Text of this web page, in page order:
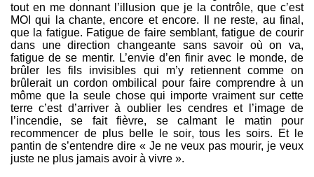
tout en me donnant l’illusion que je la contrôle, que c’est
MOI qui la chante, encore et encore. Il ne reste, au final,
que la fatigue. Fatigue de faire semblant, fatigue de courir
dans une direction changeante sans savoir où on va,
fatigue de se mentir. L’envie d’en finir avec le monde, de
brûler les fils invisibles qui m’y retiennent comme on
brûlerait un cordon ombilical pour faire comprendre à un
môme que la seule chose qui importe vraiment sur cette
terre c’est d’arriver à oublier les cendres et l’image de
l’incendie, se fait fièvre, se calmant le matin pour
recommencer de plus belle le soir, tous les soirs. Et le
pantin de s’entendre dire « Je ne veux pas mourir, je veux
juste ne plus jamais avoir à vivre ».